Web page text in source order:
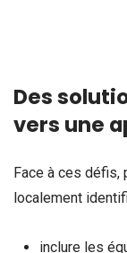
Des
vers une
Face à ces
localement
inclure les